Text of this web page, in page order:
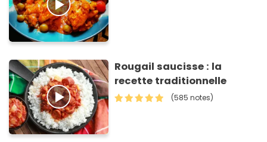
Rougail saucisse : la
recette traditionnelle
(585 notes)